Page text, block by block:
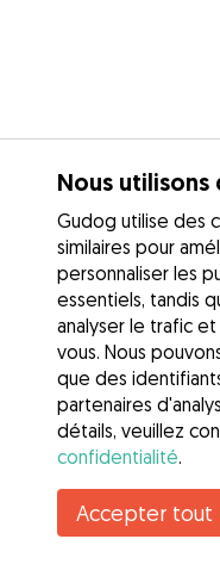
Connaissez-vous
Nous utilisons
Gudog utilise des
similaires pour
personnaliser les
essentiels, tandis
analyser le trafic
vous. Nous
que des
partenaires
détails, veuillez
confidentialité.
Accepter tout